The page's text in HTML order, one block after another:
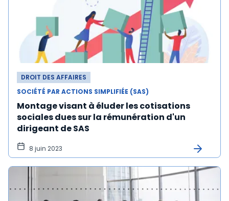
DROIT DES AFFAIRES
SOCIÉTÉ PAR ACTIONS SIMPLIFIÉE (SAS)
Montage visant à éluder les cotisations
sociales dues sur la rémunération d'un
dirigeant de SAS
8 juin 2023